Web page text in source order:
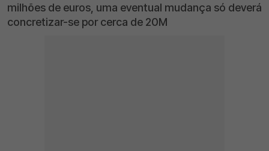
milhões de euros, uma eventual mudança só deverá
concretizar-se por cerca de 20M